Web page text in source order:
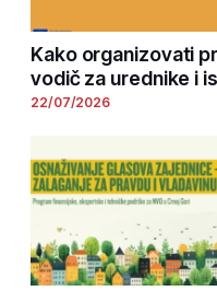
Kako organizovati
vodič za urednike i
22/07/2026